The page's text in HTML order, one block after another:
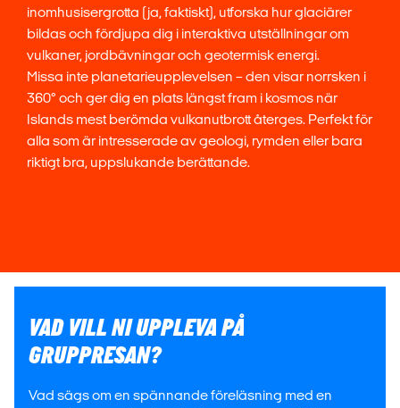
inomhusisergrotta (ja, faktiskt), utforska hur glaciärer
bildas och fördjupa dig i interaktiva utställningar om
vulkaner, jordbävningar och geotermisk energi.
Missa inte planetarieupplevelsen – den visar norrsken i
360° och ger dig en plats längst fram i kosmos när
Islands mest berömda vulkanutbrott återges. Perfekt för
alla som är intresserade av geologi, rymden eller bara
riktigt bra, uppslukande berättande.
VAD VILL NI UPPLEVA PÅ
GRUPPRESAN?
Vad sägs om en spännande föreläsning med en